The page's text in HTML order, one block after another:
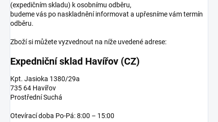
(expedičním skladu) k osobnímu odběru,
budeme vás po naskladnění informovat a upřesníme vám termín
odběru.
Zboží si můžete vyzvednout na níže uvedené adrese:
Expedniční sklad Havířov (CZ)
Kpt. Jasioka 1380/29a
735 64 Havířov
Prostřední Suchá
Otevírací doba Po-Pá: 8:00 – 15:00